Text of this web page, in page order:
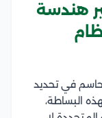
هندسة
في تحديد
البساطة،